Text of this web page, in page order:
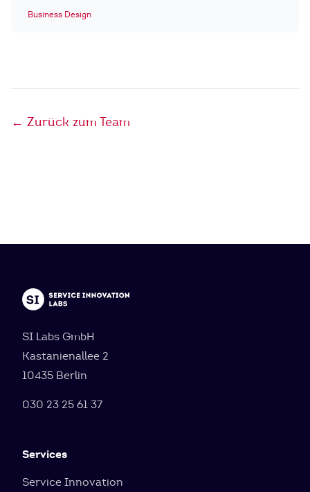
Business Design
← Zurück zum Team
SI Labs GmbH
Kastanienallee 2
10435 Berlin
030 23 25 61 37
Services
Service Innovation